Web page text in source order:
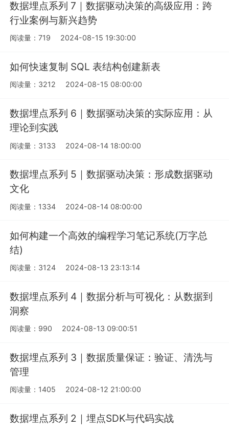
数据埋点系列 7｜数据驱动决策的高级应用：跨
行业案例与新兴趋势
阅读量：719 2024-08-15 19:30:00
如何快速复制 SQL 表结构创建新表
阅读量：3212 2024-08-15 08:00:00
数据埋点系列 6｜数据驱动决策的实际应用：从
理论到实践
阅读量：3133 2024-08-14 18:00:00
数据埋点系列 5｜数据驱动决策：形成数据驱动
文化
阅读量：1334 2024-08-14 08:00:00
如何构建一个高效的编程学习笔记系统(万字总
结)
阅读量：3124 2024-08-13 23:13:14
数据埋点系列 4｜数据分析与可视化：从数据到
洞察
阅读量：990 2024-08-13 09:00:51
数据埋点系列 3｜数据质量保证：验证、清洗与
管理
阅读量：1405 2024-08-12 21:00:00
数据埋点系列 2｜埋点SDK与代码实战